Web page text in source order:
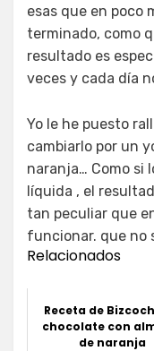
esas que en poco
terminado, como
resultado es
veces y cada día
Yo le he puesto
cambiarlo por un
naranja… Como si
líquida , el
tan peculiar que
funcionar. que no
Relacionados
Receta de
chocolate con
de naranja